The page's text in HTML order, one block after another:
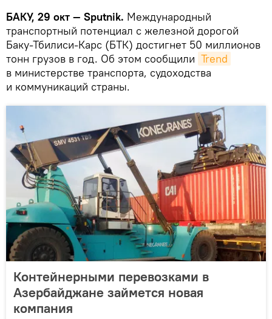
БАКУ, 29 окт — Sputnik. Международный
транспортный потенциал с железной дорогой
Баку-Тбилиси-Карс (БТК) достигнет 50 миллионов
тонн грузов в год. Об этом сообщили Trend
в министерстве транспорта, судоходства
и коммуникаций страны.
Контейнерными перевозками в
Азербайджане займется новая
компания